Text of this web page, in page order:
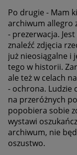
Po drugie - Mam
archiwum allegro
- prezerwacja.
znaleźć zdjęcia
już nieosiągalne i
tego w historii.
ale też w celach
- ochrona. Ludzie
na przeróżnych
popobiera sobie
wystawi
archiwum, nie
oszustwo.